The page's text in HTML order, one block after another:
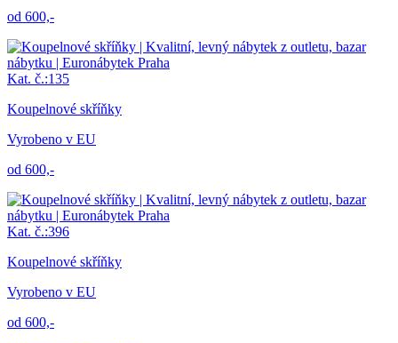
od 600,-
Kat. č.:135
Koupelnové skříňky
Vyrobeno v EU
od 600,-
Kat. č.:396
Koupelnové skříňky
Vyrobeno v EU
od 600,-